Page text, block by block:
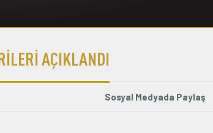
AÇIKLANDI
Sosyal Medyada Paylaş